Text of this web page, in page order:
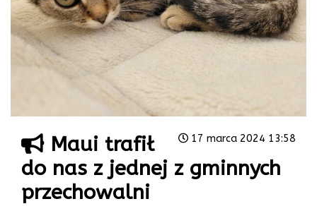
17 marca 2024 13:58
Maui trafił
do nas z jednej z gminnych
przechowalni